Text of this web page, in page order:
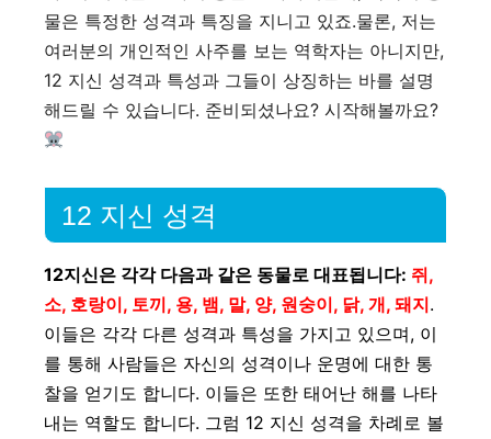
물은 특정한 성격과 특징을 지니고 있죠.물론, 저는
여러분의 개인적인 사주를 보는 역학자는 아니지만,
12 지신 성격과 특성과 그들이 상징하는 바를 설명
해드릴 수 있습니다. 준비되셨나요? 시작해볼까요?
12 지신 성격
12지신은 각각 다음과 같은 동물로 대표됩니다: 쥐,
소, 호랑이, 토끼, 용, 뱀, 말, 양, 원숭이, 닭, 개, 돼지.
이들은 각각 다른 성격과 특성을 가지고 있으며, 이
를 통해 사람들은 자신의 성격이나 운명에 대한 통
찰을 얻기도 합니다. 이들은 또한 태어난 해를 나타
내는 역할도 합니다. 그럼 12 지신 성격을 차례로 볼